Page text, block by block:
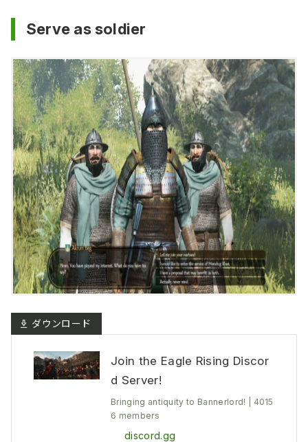
Serve as soldier
Join the Eagle Rising Discor
d Server!
Bringing antiquity to Bannerlord! | 4015
6 members
discord.gg